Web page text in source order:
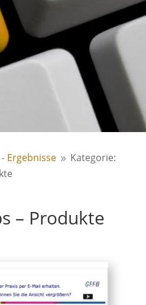
Ergebnisse 9 Kategorie:
– Produkte